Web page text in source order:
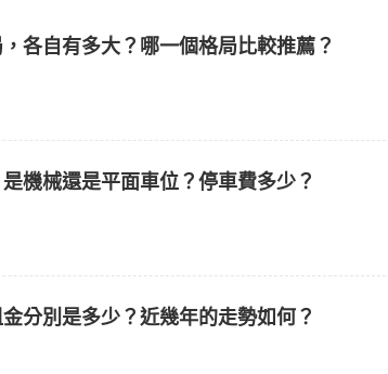
各自有多大？哪一個格局比較推薦？
機械還是平面車位？停車費多少？
分別是多少？近幾年的走勢如何？